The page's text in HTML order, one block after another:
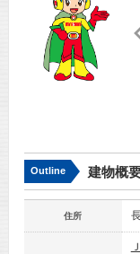
Outline 建物概
住所